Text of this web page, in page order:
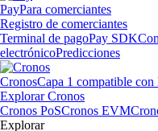
PayPara comerciantes
Registro de comerciantes
Terminal de pagoPay SDK
electrónicoPredicciones
CronosCapa 1 compatible
Explorar Cronos
Cronos PoSCronos EVM
Explorar